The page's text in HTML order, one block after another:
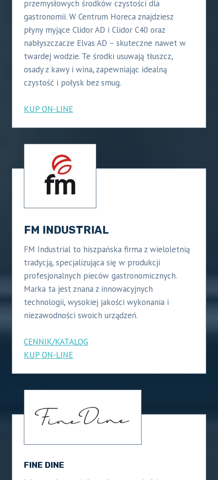
przemysłowych środków czystości dla
gastronomii. W Centrum Horeca znajdziesz
płyny myjące Clidor AD i Clidor C40 oraz
nabłyszczacze Elvas AD – skuteczne nawet w
twardej wodzie. Te środki usuwają tłuszcz,
osady z kawy i wina, zapewniając idealną
czystość i połysk bez smug.
KUP ON-LINE
FM INDUSTRIAL
FM Industrial to hiszpańska firma z wieloletnią
tradycją, specjalizująca się w produkcji
profesjonalnych pieców gastronomicznych.
Marka ta jest znana z innowacyjnych
technologii, wysokiej jakości wykonania i
niezawodności swoich urządzeń.
CENNIK/KATALOG
KUP ON-LINE
FINE DINE